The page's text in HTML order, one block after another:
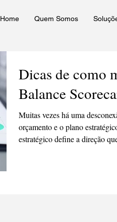
Home Quem Somos
Dicas de como
Balance
Muitas vezes há uma
orçamento e o plano
estratégico define a direção